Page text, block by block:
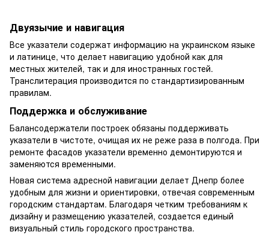
Двуязычие и навигация
Все указатели содержат информацию на украинском языке
и латинице, что делает навигацию удобной как для
местных жителей, так и для иностранных гостей.
Транслитерация производится по стандартизированным
правилам.
Поддержка и обслуживание
Балансодержатели построек обязаны поддерживать
указатели в чистоте, очищая их не реже раза в полгода. При
ремонте фасадов указатели временно демонтируются и
заменяются временными.
Новая система адресной навигации делает Днепр более
удобным для жизни и ориентировки, отвечая современным
городским стандартам. Благодаря четким требованиям к
дизайну и размещению указателей, создается единый
визуальный стиль городского пространства.